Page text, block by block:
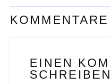
KOMMENTARE
EINEN
SCHREIBEN